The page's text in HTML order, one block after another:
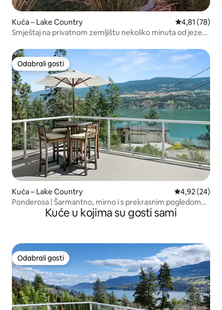
Kuća – Lake Country Prosječna
4,81 (78)
Smještaj na privatnom zemljištu nekoliko minuta od jezera
Odabrali gosti
Odabrali gosti
Kuća – Lake Country Prosječna
4,92 (24)
Ponderosa | Šarmantno, mirno i s prekrasnim pogledom
Kuće u kojima su gosti sami
Odabrali gosti
Odabrali gosti